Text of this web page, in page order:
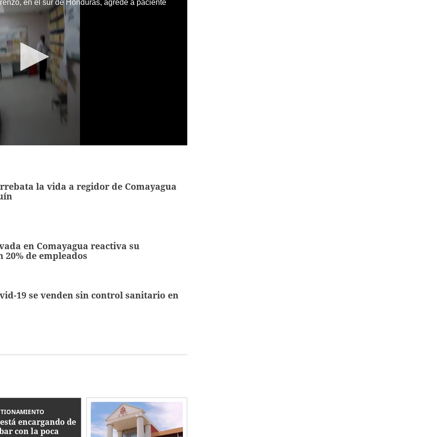
en el sur de Honduras, agrede a paciente
la vida a regidor de Comayagua
en Comayagua reactiva su
20% de empleados
19 se venden sin control sanitario en
encargando de
con la poca